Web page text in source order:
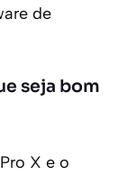
de
seja bom
X e o